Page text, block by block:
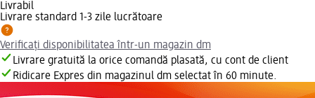
Livrabil
Livrare standard 1-3 zile lucrătoare
Verificați disponibilitatea într-un magazin dm
Livrare gratuită la orice comandă plasată, cu cont de client
Ridicare Expres din magazinul dm selectat în 60 minute.